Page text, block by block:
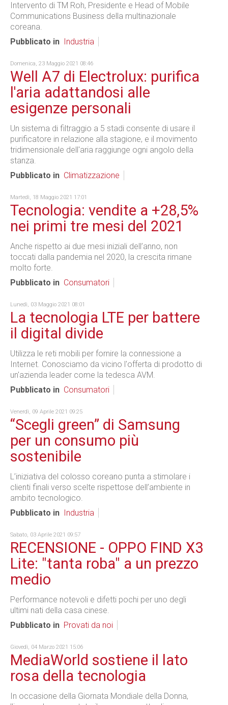
Intervento di TM Roh, Presidente e Head of Mobile
Communications Business della multinazionale
coreana.
Pubblicato in
Industria
Domenica, 23 Maggio 2021 08:46
Well A7 di Electrolux: purifica
l'aria adattandosi alle
esigenze personali
Un sistema di filtraggio a 5 stadi consente di usare il
purificatore in relazione alla stagione, e il movimento
tridimensionale dell'aria raggiunge ogni angolo della
stanza.
Pubblicato in Climatizzazione
Martedì, 18 Maggio 2021 17:01
Tecnologia: vendite a +28,5%
nei primi tre mesi del 2021
Anche rispetto ai due mesi iniziali dell’anno, non
toccati dalla pandemia nel 2020, la crescita rimane
molto forte.
Pubblicato in Consumatori
Lunedì, 03 Maggio 2021 08:01
La tecnologia LTE per battere
il digital divide
Utilizza le reti mobili per fornire la connessione a
Internet. Conosciamo da vicino l'offerta di prodotto di
un'azienda leader come la tedesca AVM.
Pubblicato in Consumatori
Venerdì, 09 Aprile 2021 09:25
“Scegli green” di Samsung
per un consumo più
sostenibile
L’iniziativa del colosso coreano punta a stimolare i
clienti finali verso scelte rispettose dell’ambiente in
ambito tecnologico.
Pubblicato in
Industria
Sabato, 03 Aprile 2021 09:57
RECENSIONE - OPPO FIND X3
Lite: "tanta roba" a un prezzo
medio
Performance notevoli e difetti pochi per uno degli
ultimi nati della casa cinese.
Pubblicato in Provati da noi
Giovedì, 04 Marzo 2021 15:06
MediaWorld sostiene il lato
rosa della tecnologia
In occasione della Giornata Mondiale della Donna,